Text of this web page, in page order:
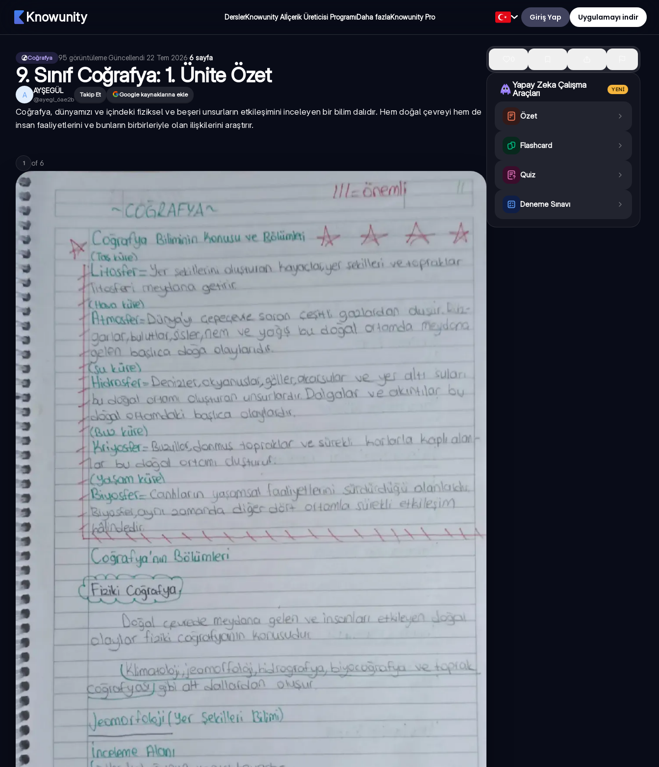
Knowunity DerslerKnowunity AIİçerik Üreticisi ProgramıDaha fazlaKnowunity Pro Giriş Yap Uygulamayı indir
Coğrafya 95 görüntüleme·Güncellendi 22 Tem 2026·6 sayfa
9. Sınıf Coğrafya: 1. Ünite Özet
A AYŞEGÜL
@ayegl_6ae2b
Takip Et Google kaynaklarına ekle
Coğrafya, dünyamızı ve içindeki fiziksel ve beşeri unsurların etkileşimini inceleyen bir bilim dalıdır. Hem doğal çevreyi hem de
insan faaliyetlerini ve bunların birbirleriyle olan ilişkilerini araştırır.
1 of 6
Yapay Zeka Çalışma
Araçları
YENI
Özet
Flashcard
Quiz
Deneme Sınavı